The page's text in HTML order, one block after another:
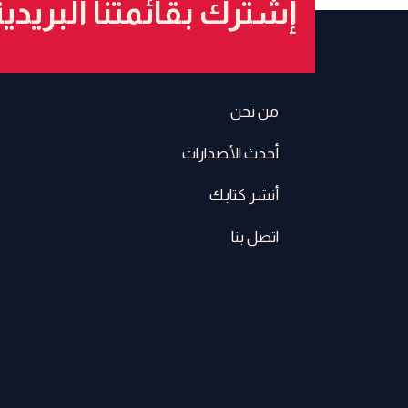
إشترك بقائمتنا
من نحن
أحدث الأصدارات
أنشر كتابك
اتصل بنا